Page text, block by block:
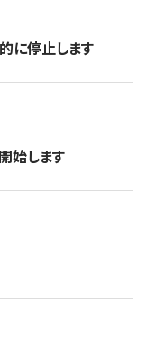
に停止します
始します